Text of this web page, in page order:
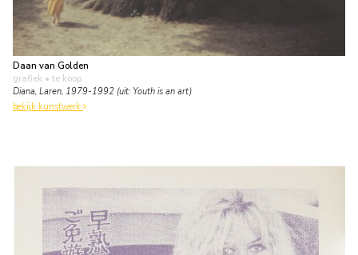
Daan van Golden
grafiek • te koop
Diana, Laren, 1979-1992 (uit: Youth is an art)
bekijk kunstwerk